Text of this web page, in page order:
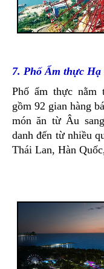
7. Phố Ẩm thực Hạ
Phố ẩm thực nằm
gồm 92 gian hàng
món ăn từ Âu
danh đến từ nhiều
Thái Lan, Hàn